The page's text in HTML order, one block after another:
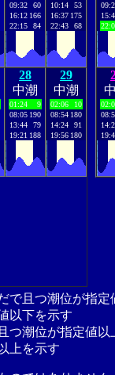
09:32
60
16:12 166
22:15
84
10:14
53
16:37 175
22:43
68
28
中潮
01:24
9
08:05 190
13:44
79
19:21 188
29
中潮
02:06
10
08:54 180
14:24
91
19:56 180
で且つ潮位が指
以下を示す
つ潮位が指定値以
上を示す